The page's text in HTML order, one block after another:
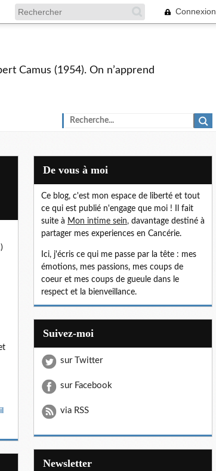
Connexion
Camus (1954). On n’apprend
De vous à moi
Ce blog, c'est mon espace de liberté et tout
ce qui est publié n'engage que moi ! Il fait
suite à Mon intime sein, davantage destiné à
partager mes experiences en Cancérie.
Ici, j'écris ce qui me passe par la tête : mes
émotions, mes passions, mes coups de
coeur et mes coups de gueule dans le
respect et la bienveillance.
Suivez-moi
sur Twitter
sur Facebook
via RSS
Newsletter